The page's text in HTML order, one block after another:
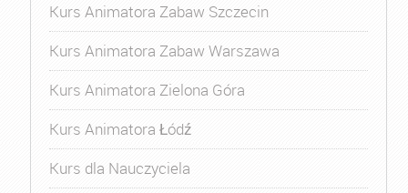
Kurs Animatora Zabaw Szczecin
Kurs Animatora Zabaw Warszawa
Kurs Animatora Zielona Góra
Kurs Animatora Łódź
Kurs dla Nauczyciela